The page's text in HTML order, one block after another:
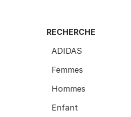
RECHERCHE
ADIDAS
Femmes
Hommes
Enfant